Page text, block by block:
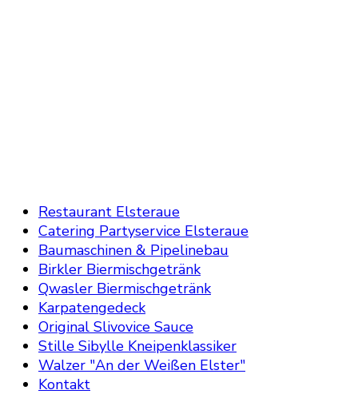
Restaurant Elsteraue
Catering Partyservice Elsteraue
Baumaschinen & Pipelinebau
Birkler Biermischgetränk
Qwasler Biermischgetränk
Karpatengedeck
Original Slivovice Sauce
Stille Sibylle Kneipenklassiker
Walzer "An der Weißen Elster"
Kontakt